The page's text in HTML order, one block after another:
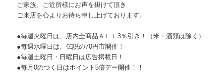
ご家族、ご近所様にお声を掛けて頂き
ご来店を心よりお待ち申し上げております。
●毎週火曜日は、店内全商品ＡＬＬ3％引き！（米・酒類は除く）
●毎週水曜日は、伝説の70円市開催！
●毎週土曜日・日曜日は広告掲載日！
●毎月0のつく日はポイント5倍デー開催！！